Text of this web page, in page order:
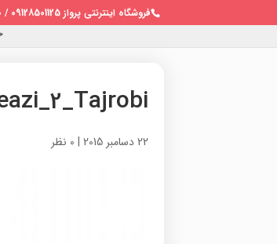
فروشگاه اینترنتی پرواز 09128501125 / 02122691010
22 دسامبر 2015 | 0 نظر